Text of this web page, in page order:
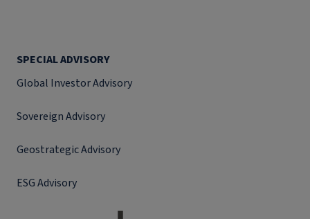
SPECIAL ADVISORY
Global Investor Advisory
Sovereign Advisory
Geostrategic Advisory
ESG Advisory